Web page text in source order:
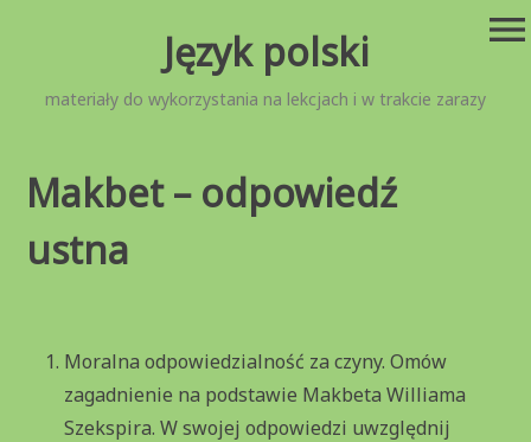
Język polski
materiały do wykorzystania na lekcjach i w trakcie zarazy
menu
Makbet – odpowiedź
ustna
Moralna odpowiedzialność za czyny. Omów
zagadnienie na podstawie Makbeta Williama
Szekspira. W swojej odpowiedzi uwzględnij